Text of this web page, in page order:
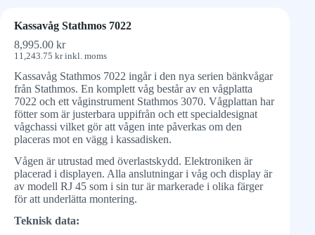
Kassavåg Stathmos 7022
8,995.00 kr
11,243.75 krinkl. moms
Kassavåg Stathmos 7022 ingår i den nya serien bänkvågar
från Stathmos. En komplett våg består av en vågplatta
7022 och ett våginstrument Stathmos 3070. Vågplattan har
fötter som är justerbara uppifrån och ett specialdesignat
vågchassi vilket gör att vågen inte påverkas om den
placeras mot en vägg i kassadisken.
Vågen är utrustad med överlastskydd. Elektroniken är
placerad i displayen. Alla anslutningar i våg och display är
av modell RJ 45 som i sin tur är markerade i olika färger
för att underlätta montering.
Teknisk data: